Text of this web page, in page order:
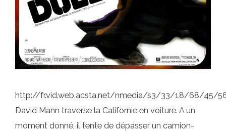
http://fr.vid.web.acsta.net/nmedia/s3/33/18/68/45/
David Mann traverse la Californie en voiture. A un
moment donné, il tente de dépasser un camion-